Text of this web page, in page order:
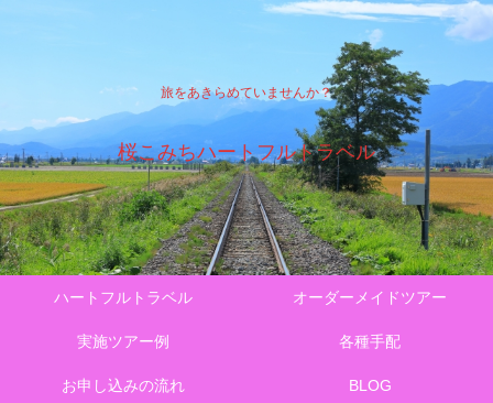
旅をあきらめていませんか？
桜こみちハートフルトラベル
ハートフルトラベル オーダーメイドツアー
実施ツアー例 各種手配
お申し込みの流れ BLOG